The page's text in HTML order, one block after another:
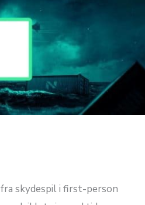
skydespil i first-person